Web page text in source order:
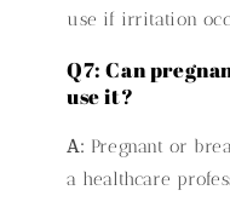
use if irritation
Q7: Can
use it?
A: Pregnant or
a healthcare